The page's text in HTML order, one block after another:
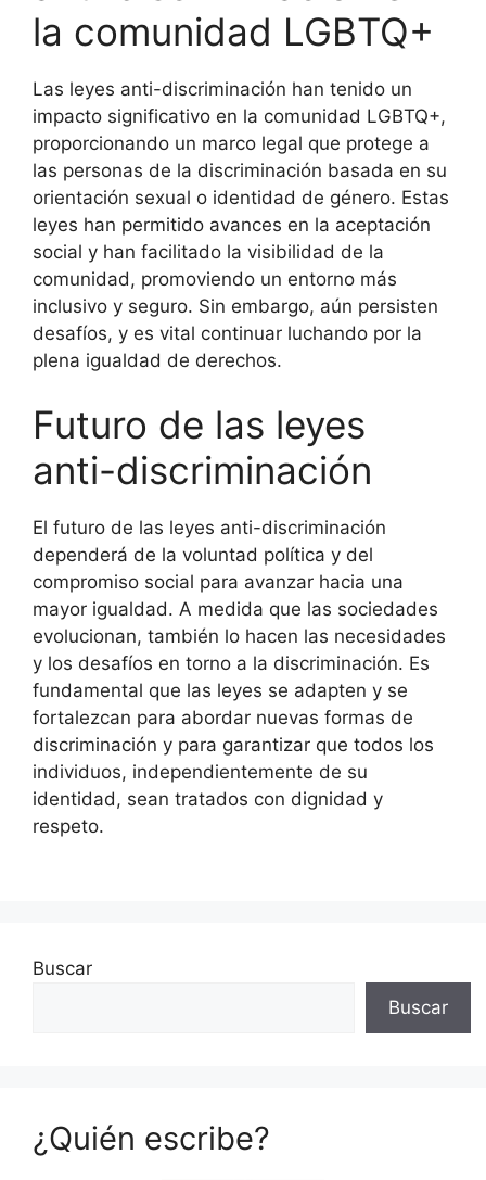
la comunidad LGBTQ+
Las leyes anti-discriminación han tenido un
impacto significativo en la comunidad LGBTQ+,
proporcionando un marco legal que protege a
las personas de la discriminación basada en su
orientación sexual o identidad de género. Estas
leyes han permitido avances en la aceptación
social y han facilitado la visibilidad de la
comunidad, promoviendo un entorno más
inclusivo y seguro. Sin embargo, aún persisten
desafíos, y es vital continuar luchando por la
plena igualdad de derechos.
Futuro de las leyes
anti-discriminación
El futuro de las leyes anti-discriminación
dependerá de la voluntad política y del
compromiso social para avanzar hacia una
mayor igualdad. A medida que las sociedades
evolucionan, también lo hacen las necesidades
y los desafíos en torno a la discriminación. Es
fundamental que las leyes se adapten y se
fortalezcan para abordar nuevas formas de
discriminación y para garantizar que todos los
individuos, independientemente de su
identidad, sean tratados con dignidad y
respeto.
Buscar
Buscar
¿Quién escribe?